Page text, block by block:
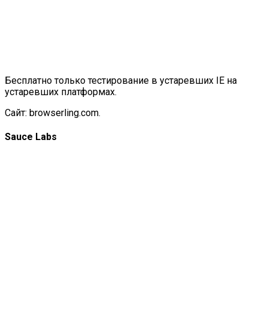
Бесплатно только тестирование в устаревших IE на
устаревших платформах.
Сайт: browserling.com.
Sauce Labs